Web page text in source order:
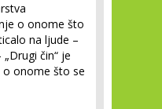
o onome što
na ljude –
čin“ je
o onome što se